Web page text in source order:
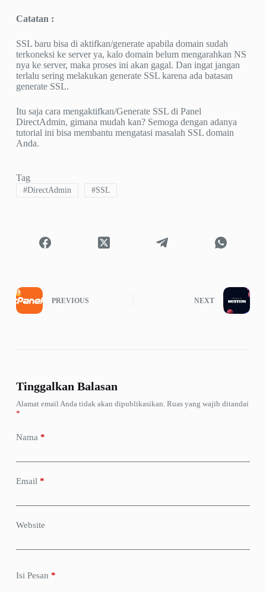
Catatan :
SSL baru bisa di aktifkan/generate apabila domain sudah
terkoneksi ke server ya, kalo domain belum mengarahkan NS
nya ke server, maka proses ini akan gagal. Dan ingat jangan
terlalu sering melakukan generate SSL karena ada batasan
generate SSL.
Itu saja cara mengaktifkan/Generate SSL di Panel
DirectAdmin, gimana mudah kan? Semoga dengan adanya
tutorial ini bisa membantu mengatasi masalah SSL domain
Anda.
Tag
#DirectAdmin #SSL
PREVIOUS NEXT
Tinggalkan Balasan
Alamat email Anda tidak akan dipublikasikan. Ruas yang wajib ditandai
*
Nama *
Email *
Website
Isi Pesan *